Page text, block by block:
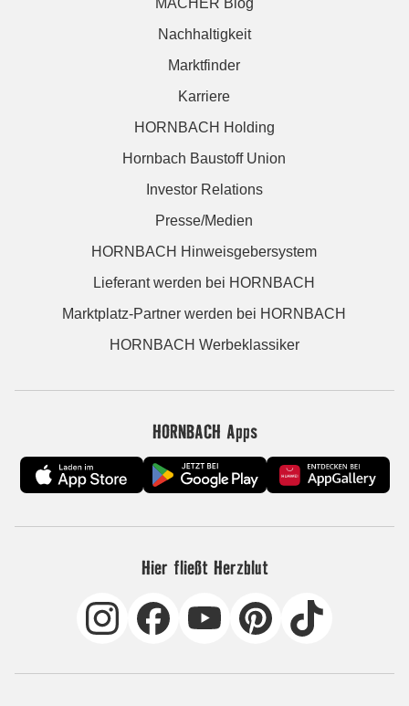
MACHER Blog
Nachhaltigkeit
Marktfinder
Karriere
HORNBACH Holding
Hornbach Baustoff Union
Investor Relations
Presse/Medien
HORNBACH Hinweisgebersystem
Lieferant werden bei HORNBACH
Marktplatz-Partner werden bei HORNBACH
HORNBACH Werbeklassiker
HORNBACH Apps
Hier fließt Herzblut